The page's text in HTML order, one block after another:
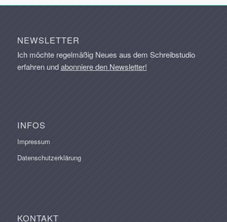
NEWSLETTER
Ich möchte regelmäßig Neues aus dem Schreibstudio
erfahren undabonniere den Newsletter!
INFOS
Impressum
Datenschutzerklärung
KONTAKT